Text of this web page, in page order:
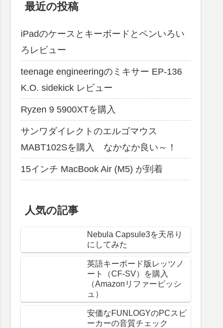
最近の投稿
iPadのケースとキーボードとペンいろい
ろレビュー
teenage engineeringのミキサー EP-136
K.O. sidekick レビュー
Ryzen 9 5900XTを購入
サンワダイレクトのエルゴマウス
MABT102Sを購入 なかなか良い～！
15インチ MacBook Air (M5) が到着
人気の記事
Nebula Capsule3を天吊り
にしてみた
英語キーボード版レッツノ
ート（CF-SV）を購入
（Amazonリファービッシ
ュ）
安価なFUNLOGYのPCスピ
ーカーの音質チェック